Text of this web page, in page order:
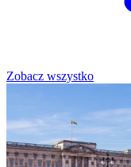
Zobacz wszystko